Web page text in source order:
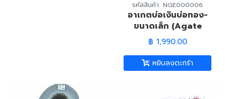
รหัสสินค้า: NGE000006
อาเกตบ่อเงินบ่อทอง-
ขนาดเล็ก (Agate
Wealth Well)
฿ 1,990.00
หยิบลงตะกร้า